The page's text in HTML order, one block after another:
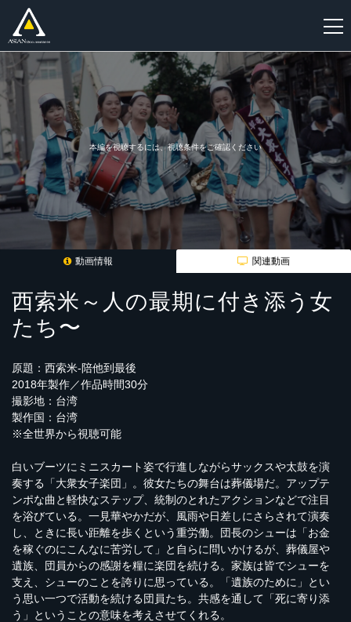
登
録
本編を視聴するには、視聴条件をご確認ください
動画情報 関連動画
西索米～人の最期に付き添う女
たち〜
原題：西索米-陪他到最後
2018年製作／作品時間30分
撮影地：台湾
製作国：台湾
※全世界から視聴可能
白いブーツにミニスカート姿で行進しながらサックスや太鼓を演
奏する「大衆女子楽団」。彼女たちの舞台は葬儀場だ。アップテ
ンポな曲と軽快なステップ、統制のとれたアクションなどで注目
を浴びている。一見華やかだが、風雨や日差しにさらされて演奏
し、ときに長い距離を歩くという重労働。団長のシューは「お金
を稼ぐのにこんなに苦労して」と自らに問いかけるが、葬儀屋や
遺族、団員からの感謝を糧に楽団を続ける。家族は皆でシューを
支え、シューのことを誇りに思っている。「遺族のために」とい
う思い一つで活動を続ける団員たち。共感を通して「死に寄り添
う」ということの意味を考えさせてくれる。